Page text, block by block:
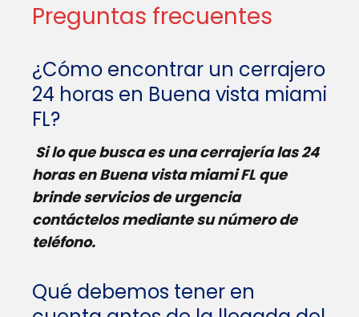
Preguntas frecuentes
¿Cómo encontrar un cerrajero
24 horas en Buena vista miami
FL?
Si lo que busca es una cerrajería las 24
horas en Buena vista miami FL que
brinde servicios de urgencia
contáctelos mediante su número de
teléfono.
Qué debemos tener en